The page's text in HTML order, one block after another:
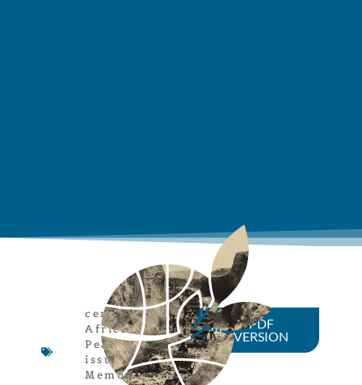
central
Africa,
Peace
issues,
Memory
PDF
VERSION